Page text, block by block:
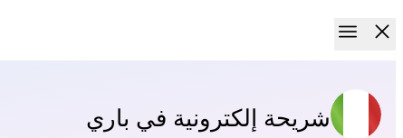
شريحة إلكترونية في باري